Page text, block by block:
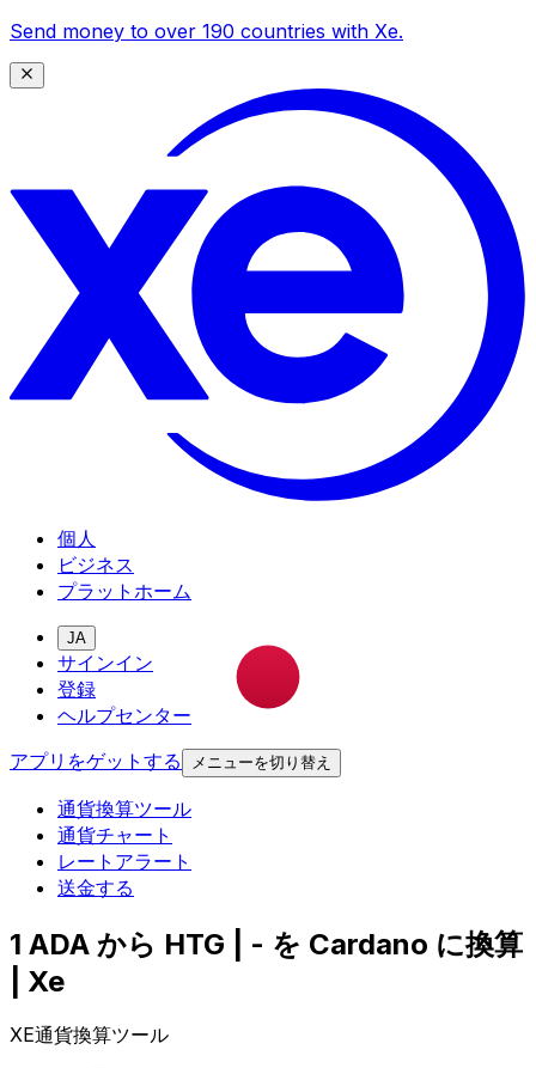
Send money to over 190 countries with Xe.
個人
ビジネス
プラットホーム
JA
サインイン
登録
ヘルプセンター
アプリをゲットする
メニューを切り替え
通貨換算ツール
通貨チャート
レートアラート
送金する
1 ADA から HTG | - を Cardano に換算
| Xe
XE通貨換算ツール